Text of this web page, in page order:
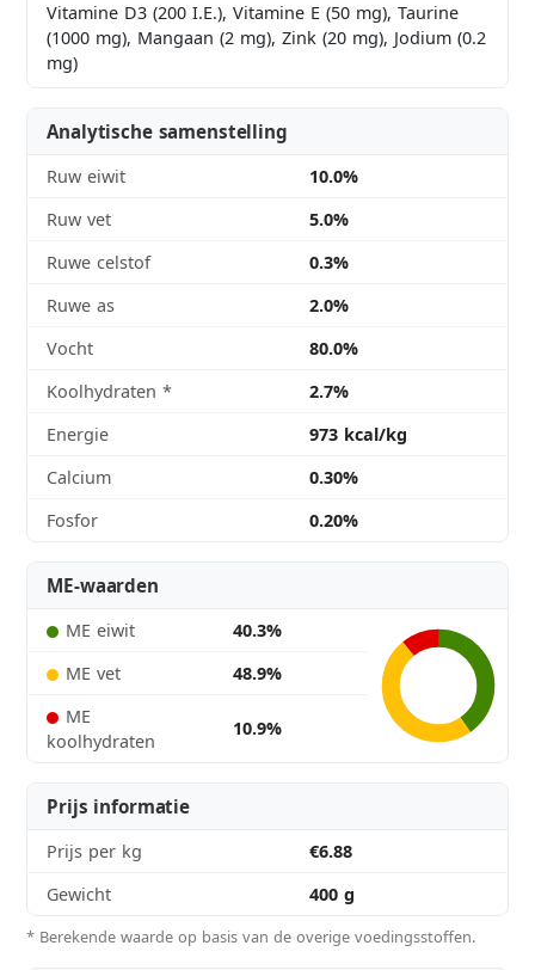
Vitamine D3 (200 I.E.), Vitamine E (50 mg), Taurine
(1000 mg), Mangaan (2 mg), Zink (20 mg), Jodium (0.2
mg)
Analytische samenstelling
Ruw eiwit
10.0%
Ruw vet
5.0%
Ruwe celstof
0.3%
Ruwe as
2.0%
Vocht
80.0%
Koolhydraten *
2.7%
Energie
973 kcal/kg
Calcium
0.30%
Fosfor
0.20%
ME-waarden
ME eiwit
40.3%
ME vet
48.9%
ME
koolhydraten
10.9%
Prijs informatie
Prijs per kg
€6.88
Gewicht
400 g
* Berekende waarde op basis van de overige voedingsstoffen.